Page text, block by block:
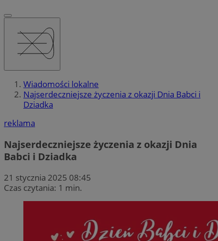
Wiadomości lokalne
Najserdeczniejsze życzenia z okazji Dnia Babci i
Dziadka
reklama
Najserdeczniejsze życzenia z okazji Dnia
Babci i Dziadka
21 stycznia 2025 08:45
Czas czytania: 1 min.